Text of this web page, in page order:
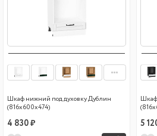
Шкаф нижний под духовку Дублин
(816х600х474)
4 830 ₽ 5